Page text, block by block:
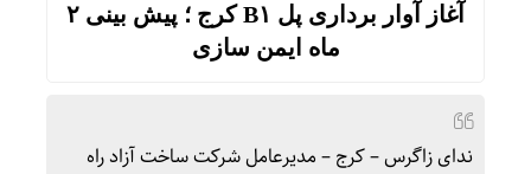
آغاز آوار برداری پل B۱ کرج ؛ پیش بینی ۲
ماه ایمن سازی
ندای زاگرس – کرج – مدیرعامل شرکت ساخت آزاد راه